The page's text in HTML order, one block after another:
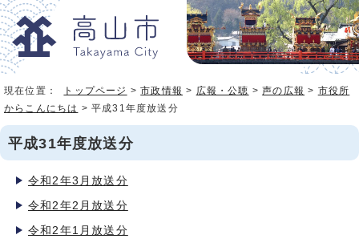
現在位置： トップページ >市政情報 > 広報・公聴 >声の広報 > 市役所
からこんにちは > 平成31年度放送分
平成31年度放送分
令和2年3月放送分
令和2年2月放送分
令和2年1月放送分